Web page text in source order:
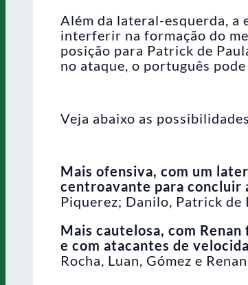
Além da lateral-esquerda, a
interferir na formação do
posição para Patrick de
no ataque, o português
Veja abaixo as
Mais ofensiva, com um
centroavante para concluir
Piquerez; Danilo, Patrick de
Mais cautelosa, com
e com atacantes de
Rocha, Luan, Gómez e